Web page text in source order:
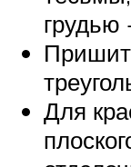
грудью
Для